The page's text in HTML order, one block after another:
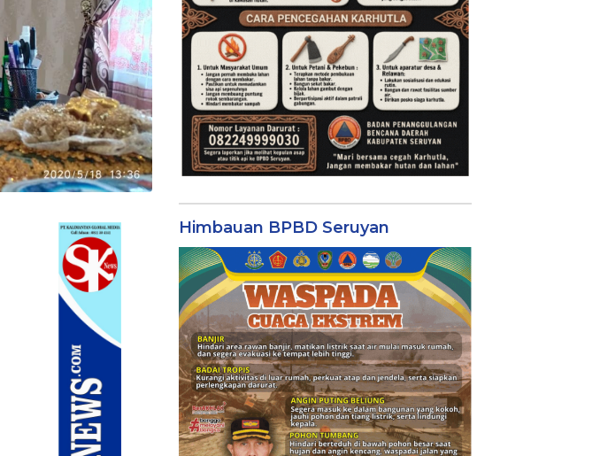
Himbauan BPBD Seruyan